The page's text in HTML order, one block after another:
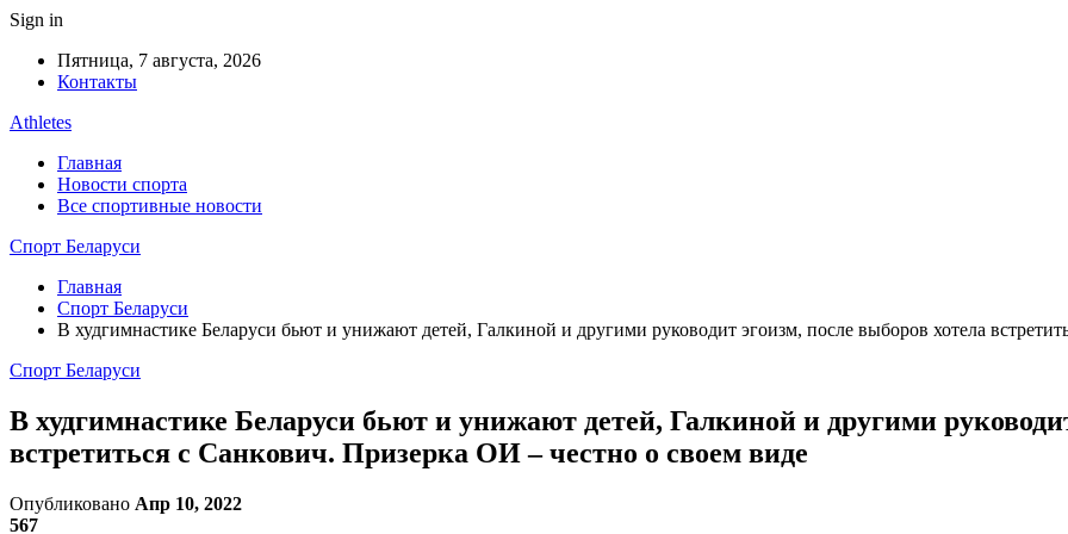
Sign in
Пятница, 7 августа, 2026
Контакты
Athletes
Главная
Новости спорта
Все спортивные новости
Спорт Беларуси
Главная
Спорт Беларуси
В худгимнастике Беларуси бьют и унижают детей, Галкиной и другими руководит эгоизм, после выборов хотела
Спорт Беларуси
В худгимнастике Беларуси бьют и унижают детей, Галкиной и другими
встретиться с Санкович. Призерка ОИ – честно о своем виде
Опубликовано Апр 10, 2022
567